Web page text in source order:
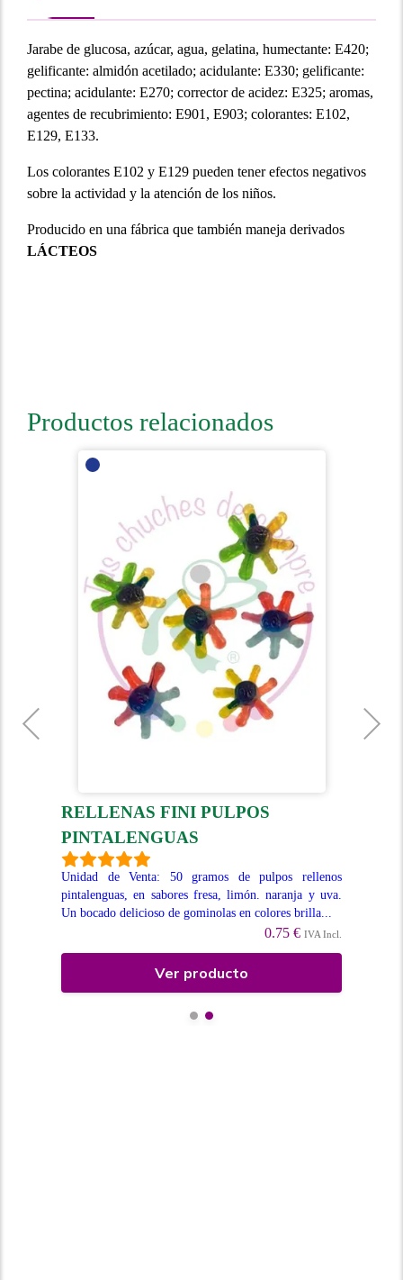
Jarabe de glucosa, azúcar, agua, gelatina, humectante: E420;
gelificante: almidón acetilado; acidulante: E330; gelificante:
pectina; acidulante: E270; corrector de acidez: E325; aromas,
agentes de recubrimiento: E901, E903; colorantes: E102,
E129, E133.
Los colorantes E102 y E129 pueden tener efectos negativos
sobre la actividad y la atención de los niños.
Producido en una fábrica que también maneja derivados
LÁCTEOS
Productos relacionados
RELLENAS FINI PULPOS
PINTALENGUAS
Unidad de Venta: 50 gramos de pulpos rellenos
pintalenguas, en sabores fresa, limón. naranja y uva.
Un bocado delicioso de gominolas en colores brilla...
0.75 € IVA Incl.
Ver producto